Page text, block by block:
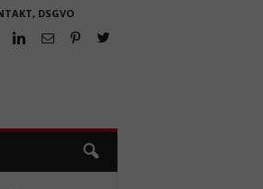
DSGVO